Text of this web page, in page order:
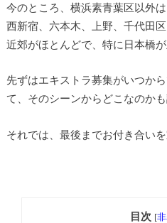
今のところ、横浜素青葉区以外
西新宿、六本木、上野、千代田
近郊がほとんどで、特に日本橋が
先ずはエキストラ募集がいつか
て、そのシーンからどこなのかも
それでは、最後までお付き合い
目次 [